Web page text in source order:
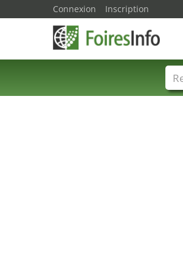
Connexion Inscription